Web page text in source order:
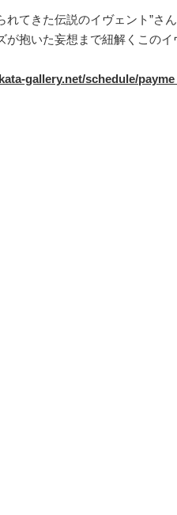
れてきた伝説のイヴェント”さ
が抱いた妄想まで紐解くこのイ
gallery.net/schedule/